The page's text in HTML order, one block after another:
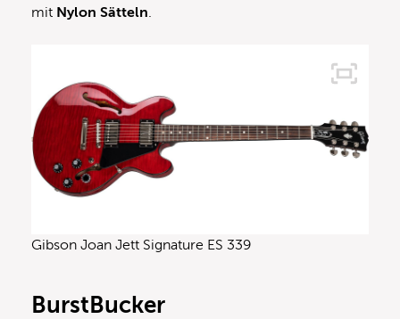
mit Nylon Sätteln.
Gibson Joan Jett Signature ES 339
BurstBucker